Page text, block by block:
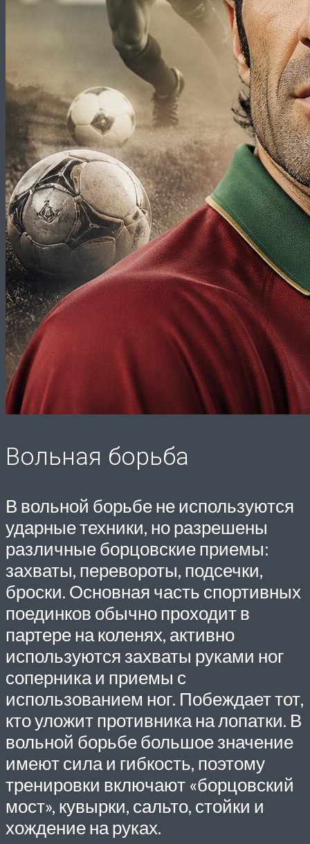
Вольная борьба
В вольной борьбе не используются
ударные техники, но разрешены
различные борцовские приемы:
захваты, перевороты, подсечки,
броски. Основная часть спортивных
поединков обычно проходит в
партере на коленях, активно
используются захваты руками ног
соперника и приемы с
использованием ног. Побеждает тот,
кто уложит противника на лопатки. В
вольной борьбе большое значение
имеют сила и гибкость, поэтому
тренировки включают «борцовский
мост», кувырки, сальто, стойки и
хождение на руках.